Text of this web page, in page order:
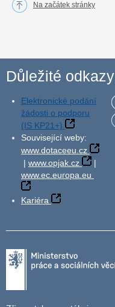
Na začátek stránky
Důležité odkazy
Elektronické podání
žádosti o podporu
(IS KP21+)
Související weby:
www.dotaceeu.cz
| www.opjak.cz
|
www.ec.europa.eu
Kariéra